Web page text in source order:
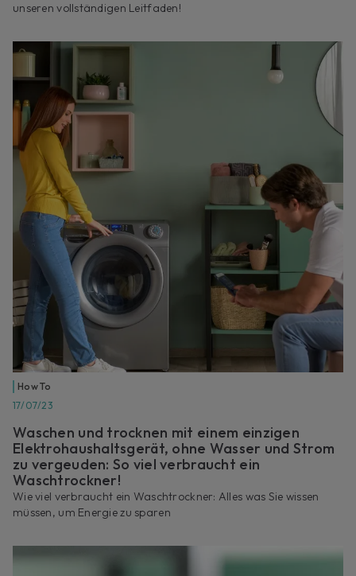
unseren vollständigen Leitfaden!
How To
17/07/23
Waschen und trocknen mit einem einzigen
Elektrohaushaltsgerät, ohne Wasser und Strom
zu vergeuden: So viel verbraucht ein
Waschtrockner!
Wie viel verbraucht ein Waschtrockner: Alles was Sie wissen
müssen, um Energie zu sparen